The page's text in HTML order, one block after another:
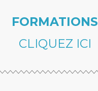
FORMATIONS
CLIQUEZ ICI